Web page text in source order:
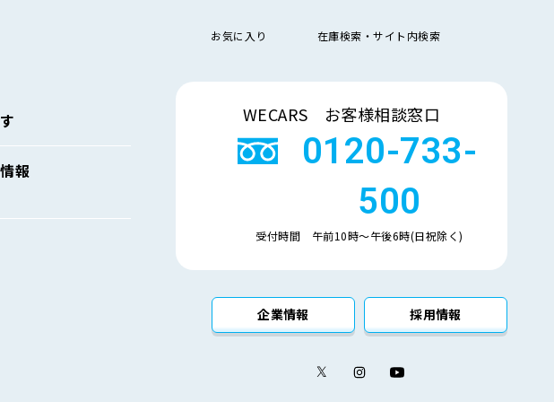
気
大きい順
検
残
多い順
お気に入り 在庫検索・サイト内検索
報
WECARS お客様相談窓口
0120-733-
500
受付時間 午前10時〜午後6時(日祝除く)
企業情報 採用情報